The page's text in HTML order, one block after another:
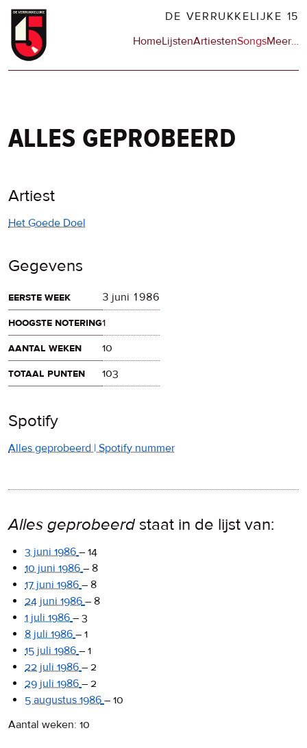
Overslaan
naar
DE VERRUKKELIJKE 15
Hoofdnavigatie
HomeLijstenArtiestenSongsMeerop
…
alles geprobeerd
Artiest
Het Goede Doel
Gegevens
eerste week
3 juni 1986
hoogste notering1
aantal weken
10
totaal punten
103
Spotify
Alles geprobeerd | Spotify nummer
Alles geprobeerdstaat in de lijst van:
3 juni 1986 – 14
10 juni 1986 – 8
17 juni 1986 – 8
24 juni 1986 – 8
1 juli 1986 – 3
8 juli 1986 – 1
15 juli 1986 – 1
22 juli 1986 – 2
29 juli 1986 – 2
5 augustus 1986 – 10
Aantal weken: 10